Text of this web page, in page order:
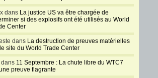
dans La justice US va être chargée de
si des explosifs ont été utilisés au World
Center
dans La destruction de preuves matérielles
site du World Trade Center
11 Septembre : La chute libre du WTC7
preuve flagrante